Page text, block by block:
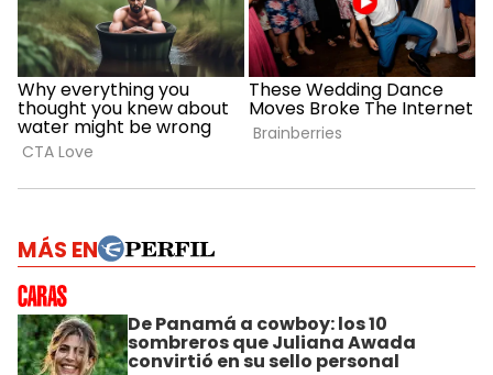
MÁS EN
De Panamá a cowboy: los 10
sombreros que Juliana Awada
convirtió en su sello personal